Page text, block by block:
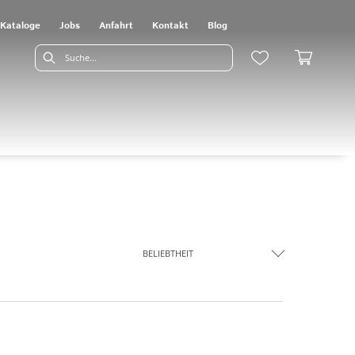
Kataloge Jobs Anfahrt Kontakt Blog
BELIEBTHEIT